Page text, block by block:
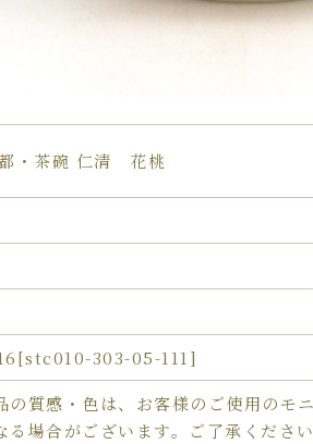
・茶碗 仁清 花桃
303-05-111]
質感・色は、お客様のご使用のモ
る場合がございます。ご了承ください